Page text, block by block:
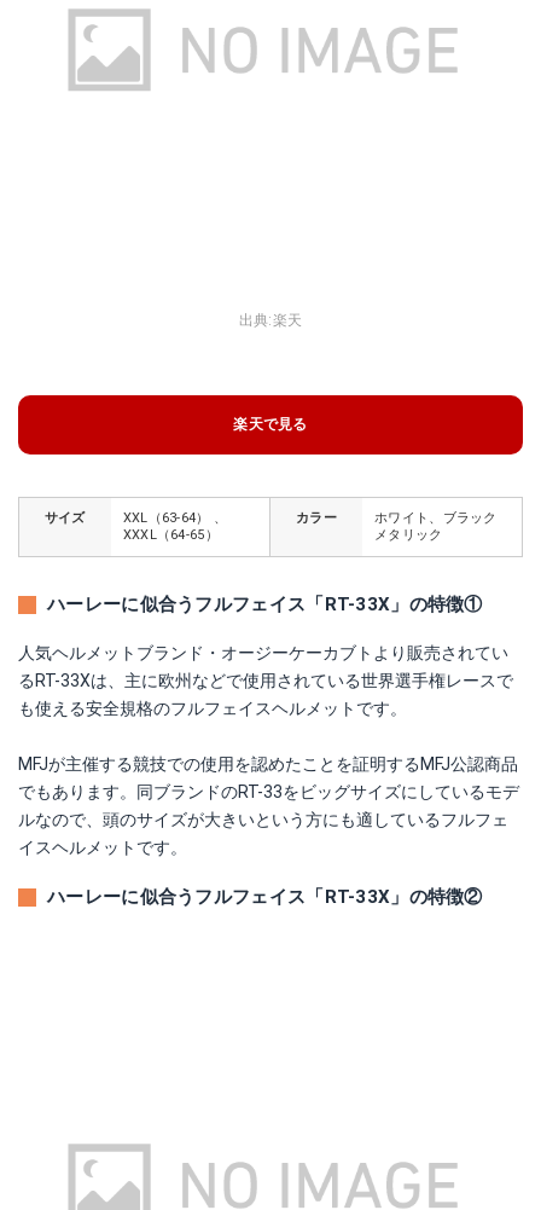
出典:楽天
楽天で見る
サイズ
XXL（63-64） 、
XXXL（64-65）
カラー
ホワイト、ブラック
メタリック
ハーレーに似合うフルフェイス「RT-33X」の特徴①
人気ヘルメットブランド・オージーケーカブトより販売されてい
るRT-33Xは、主に欧州などで使用されている世界選手権レースで
も使える安全規格のフルフェイスヘルメットです。
MFJが主催する競技での使用を認めたことを証明するMFJ公認商品
でもあります。同ブランドのRT-33をビッグサイズにしているモデ
ルなので、頭のサイズが大きいという方にも適しているフルフェ
イスヘルメットです。
ハーレーに似合うフルフェイス「RT-33X」の特徴②